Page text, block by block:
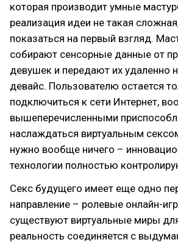
которая производит умные
реализация идеи не такая
показаться на первый взгляд.
собирают сенсорные данные от
девушек и передают их удаленно
девайс. Пользователю остается
подключиться к сети Интернет,
вышеперечисленными
наслаждаться виртуальным
нужно вообще ничего –
технологии полностью
Секс будущего имеет еще одно
направление – ролевые онлайн-
существуют виртуальные миры
реальность соединяется с